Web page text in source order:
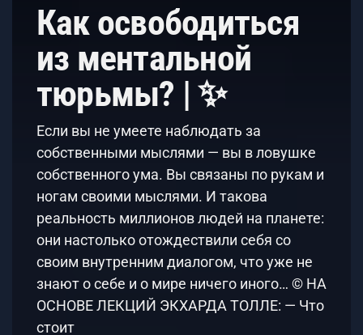
Как освободиться
из ментальной
тюрьмы? | ✨
Если вы не умеете наблюдать за
собственными мыслями — вы в ловушке
собственного ума. Вы связаны по рукам и
ногам своими мыслями. И такова
реальность миллионов людей на планете:
они настолько отождествили себя со
своим внутренним диалогом, что уже не
знают о себе и о мире ничего иного… © НА
ОСНОВЕ ЛЕКЦИЙ ЭКХАРДА ТОЛЛЕ: — Что
стоит